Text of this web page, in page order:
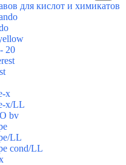
для кислот и химикатов
20
x
x/LL
bv
LL
cond/LL